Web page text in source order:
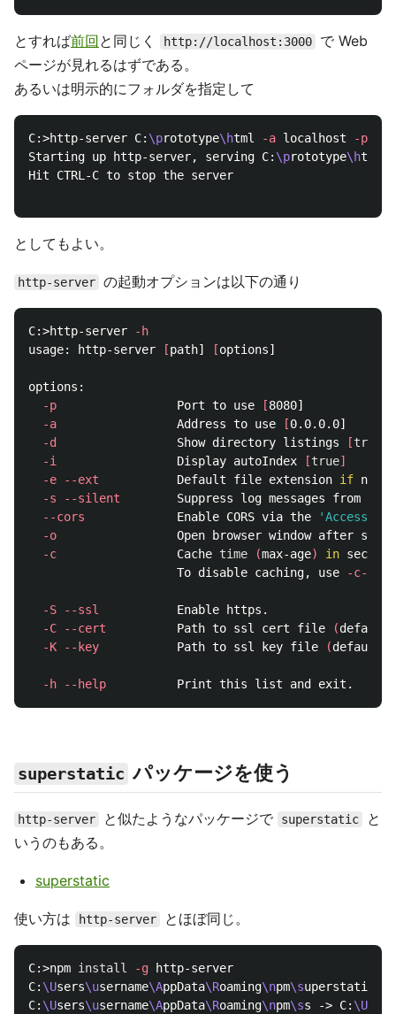
とすれば前回と同じく http://localhost:3000
で Web
ページが見れるはずである。
あるいは明示的にフォルダを指定して
C:>http-server C: \prototype\html -a localhost -p
Starting up http-server, serving C: \prototype\html
Hit CTRL-C to stop the server
としてもよい。
http-server の起動オプションは以下の通り
C:>http-server
-h
usage: http-server
[path] [options]
options:
-p
                 Port to use
[8080]
-a
                 Address to use
[0.0.0.0]
-d
                 Show directory listings
[true
-i
                 Display autoIndex
[true]
-e
--ext
           Default file extension
if
-s
--silent
Suppress log messages from
--cors
             Enable CORS via the
'Access-
-o
Open browser window after
-c
                 Cache
time (max-age) in
                     To disable caching, use
-c-1
-S --ssl
           Enable https.
-C
--cert
          Path to ssl cert file
(
-K
--key
           Path to ssl key file
(default:
-h --help
superstatic パッケージを使う
http-server と似たようなパッケージで superstatic
と
いうのもある。
superstatic
使い方は http-server とほぼ同じ。
C:>npm install -g http-server
C: \Users\username\AppData\Roaming\npm\superstatic -
C: \Users\username\AppData\Roaming\npm\ss -> C: \U